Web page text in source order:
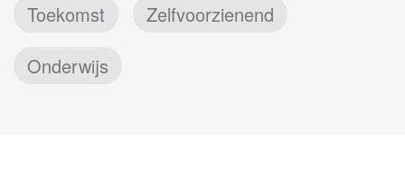
Toekomst
Zelfvoorzienend
Onderwijs